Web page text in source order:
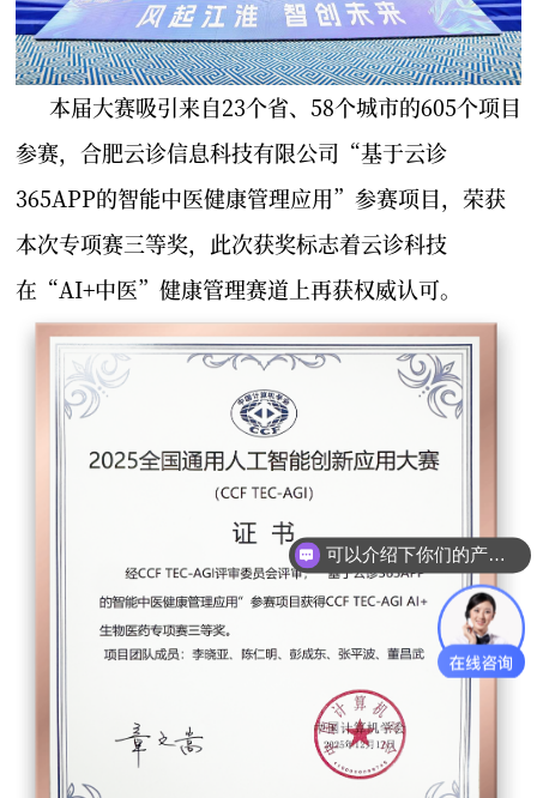
本届大赛吸引来自23个省、58个城市的605个项目
参赛，合肥云诊信息科技有限公司“基于云诊
365APP的智能中医健康管理应用”参赛项目，荣获
本次专项赛三等奖，此次获奖标志着云诊科技
在“AI+中医”健康管理赛道上再获权威认可。
可以介绍下你们的产品么？